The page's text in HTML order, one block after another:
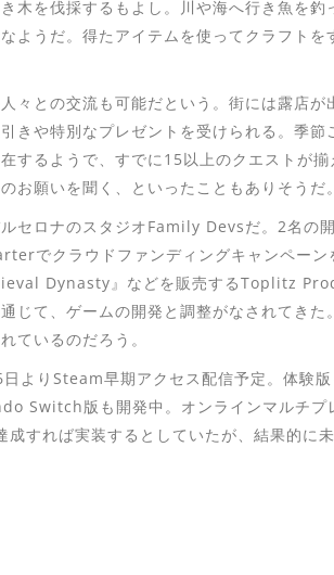
木を伐採するもよし。川や海へ行き魚を
ようだ。得たアイテムを使ってクラフト
々との交流も可能だという。街には露店が
きや特別なプレゼントを受けられる。季節
するようで、すでに15以上のクエストが
お願いを聞く、といったこともありそうだ。
セロナのスタジオFamily Devsだ。2名の
でクラウドファンディングキャンペー
Dynasty』などを販売するToplitz
じて、ゲームの開発と調整がなされてき
ているのだろう。
よりSteam早期アクセス配信予定。体験
Switch版も開発中。オンラインマルチプ
すれば実装するとしていたが、結果的に